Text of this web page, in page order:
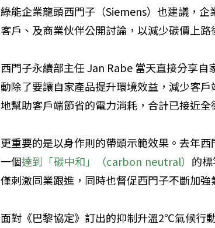
綠能企業龍頭西門子（Siemens）也建議，
客戶、及商業伙伴公開討論，以減少碳價上路
西門子永續部主任 Jan Rabe 當天直接分享
動除了要讓自家產品提升環境效益，減少客
地幫助客戶端節省的電力消耗，合計已接近全
更重要的是以身作則的帶頭示範效果。去年
一個達到「碳中和」（carbon neutral） 的
僅刺激同業跟進，同時也督促西門子不斷加強
面對《巴黎協定》訂出的抑制升溫2℃氣候行